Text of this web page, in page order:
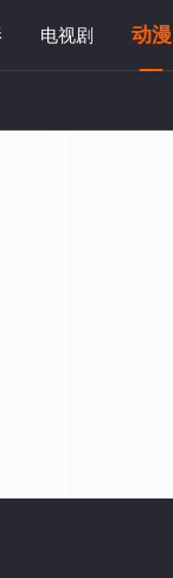
电视剧 动漫